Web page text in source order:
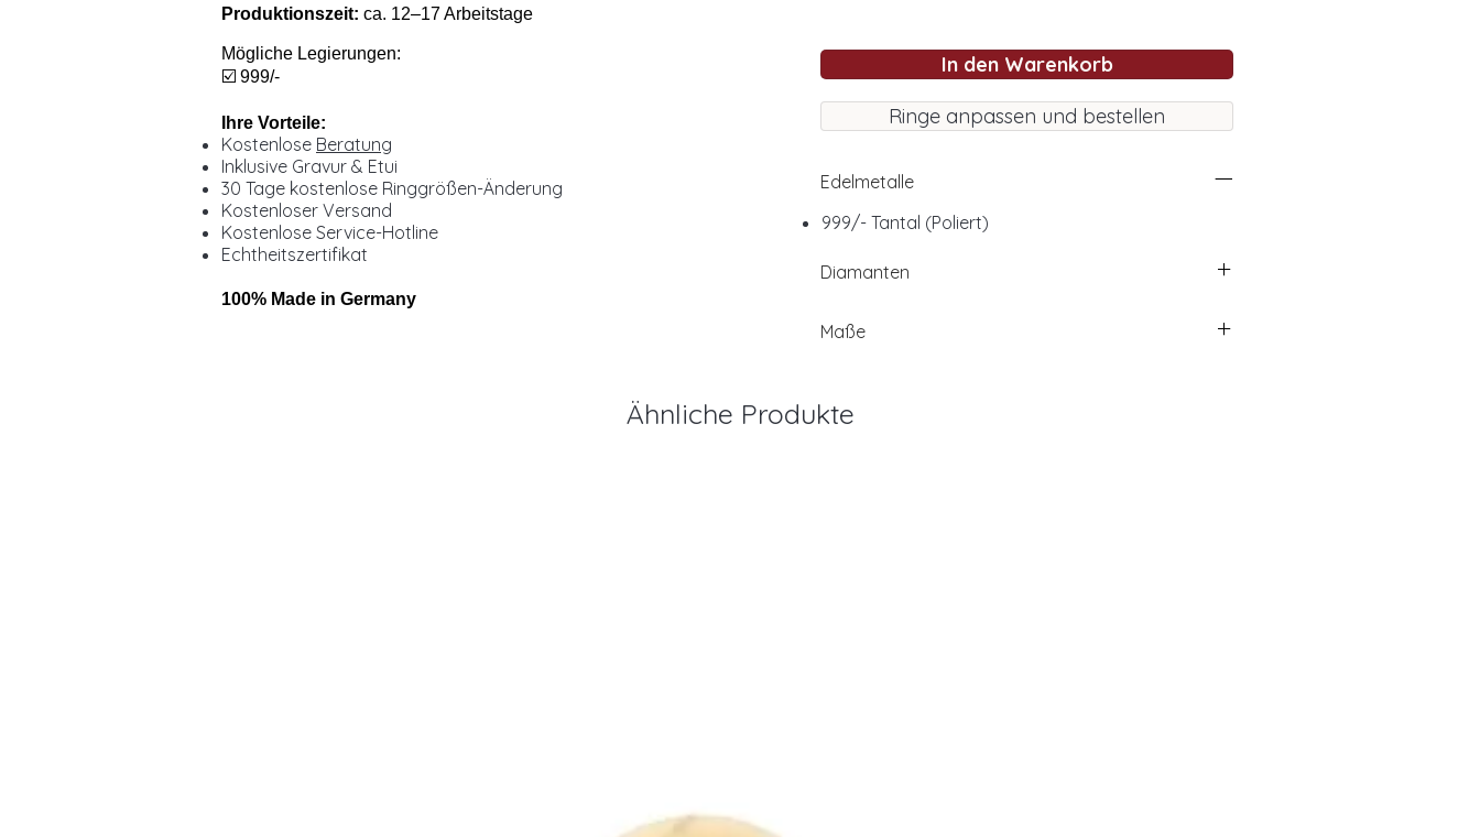
Produktionszeit: ca. 12–17 Arbeitstage
Mögliche Legierungen:
☑️ 999/-
Ihre Vorteile:
Kostenlose Beratung
Inklusive Gravur & Etui
30 Tage kostenlose Ringgrößen-Änderung
Kostenloser Versand
Kostenlose Service-Hotline
Echtheitszertifikat
100% Made in Germany
In den Warenkorb
Ringe anpassen und bestellen
Edelmetalle
999/- Tantal (Poliert)
Diamanten
Maße
Ähnliche Produkte